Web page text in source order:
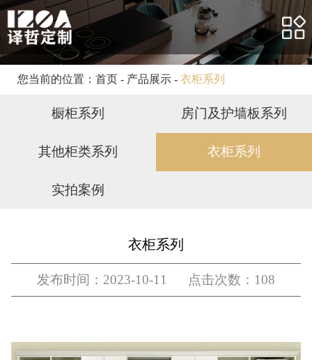
网站首页
关于我们
产品展示
合作案例
客户服务
您当前的位置： 首页 - 产品展示- 衣柜系列
橱柜系列 房门及护墙板系列
其他柜类系列 衣柜系列
实拍案例
衣柜系列
发布时间：2023-10-11 点击次数：108